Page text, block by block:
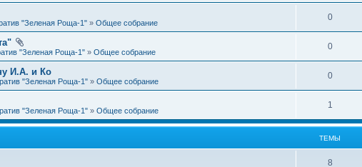
т
е
т
ы
"Зеленая Роща-1" » Общее собрание
0О
т
е
т
ы
"Зеленая Роща-1" » Общее собрание
0О
т
т
ы
И.А. и Ко
"Зеленая Роща-1" » Общее собрание
0О
т
е
т
"Зеленая Роща-1" » Общее собрание
1
т
в
е
ТЕМЫ
8Т